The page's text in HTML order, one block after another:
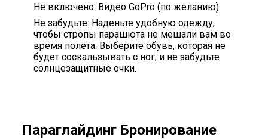
Не включено: Видео GoPro (по желанию)
Не забудьте: Наденьте удобную одежду,
чтобы стропы парашюта не мешали вам во
время полёта. Выберите обувь, которая не
будет соскальзывать с ног, и не забудьте
солнцезащитные очки.
Параглайдинг Бронирование